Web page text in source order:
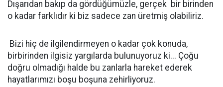
Dışarıdan bakıp da gördüğümüzle, gerçek bir birinden
o kadar farklıdır ki biz sadece zan üretmiş olabiliriz.
Bizi hiç de ilgilendirmeyen o kadar çok konuda,
birbirinden ilgisiz yargılarda bulunuyoruz ki... Çoğu
doğru olmadığı halde bu zanlarla hareket ederek
hayatlarımızı boşu boşuna zehirliyoruz.